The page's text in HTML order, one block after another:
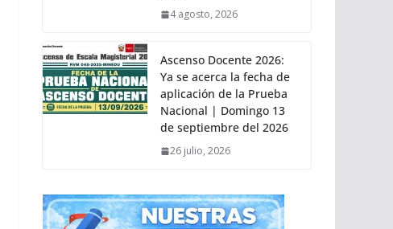
4 agosto, 2026
Ascenso Docente 2026:
Ya se acerca la fecha de
aplicación de la Prueba
Nacional | Domingo 13
de septiembre del 2026
26 julio, 2026